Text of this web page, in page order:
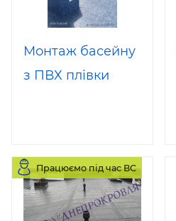
Монтаж басейну
з ПВХ плівки
Працюємо під час ВС